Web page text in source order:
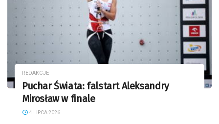
REDAKCJE
Puchar Świata: falstart Aleksandry
Mirosław w finale
4 LIPCA 2026